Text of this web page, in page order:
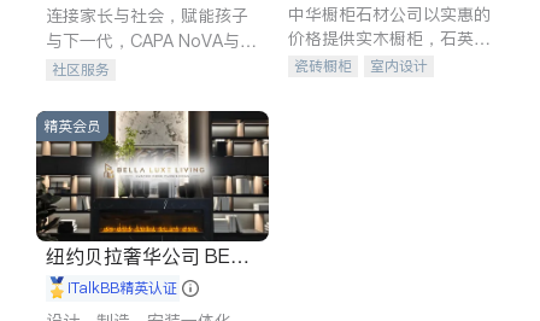
连接家长与社会，赋能孩子
与下一代，CAPA NoVA与您
携手建设包容、公平、充满
社区服务
中华橱柜石材公司以实惠的
价格提供实木橱柜，石英石
台面，多种优质不锈钢水
瓷砖橱柜
室内设计
精英会员
纽约贝拉奢华公司 BELL
A LUXE
iTalkBB精英认证